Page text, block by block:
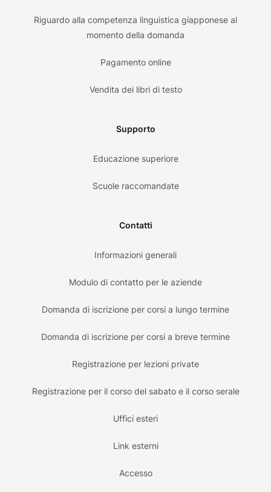
Riguardo alla competenza linguistica giapponese al
momento della domanda
Pagamento online
Vendita dei libri di testo
Supporto
Educazione superiore
Scuole raccomandate
Contatti
Informazioni generali
Modulo di contatto per le aziende
Domanda di iscrizione per corsi a lungo termine
Domanda di iscrizione per corsi a breve termine
Registrazione per lezioni private
Registrazione per il corso del sabato e il corso serale
Uffici esteri
Link esterni
Accesso